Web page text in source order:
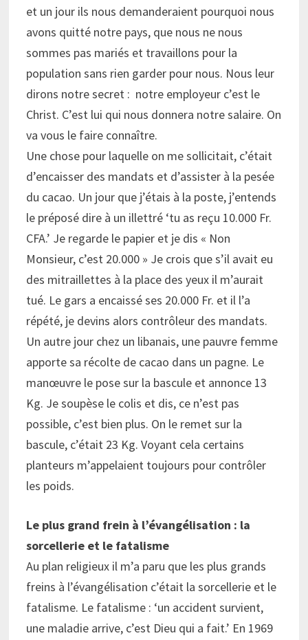
et un jour ils nous demanderaient pourquoi nous
avons quitté notre pays, que nous ne nous
sommes pas mariés et travaillons pour la
population sans rien garder pour nous. Nous leur
dirons notre secret : notre employeur c’est le
Christ. C’est lui qui nous donnera notre salaire. On
va vous le faire connaître.
Une chose pour laquelle on me sollicitait, c’était
d’encaisser des mandats et d’assister à la pesée
du cacao. Un jour que j’étais à la poste, j’entends
le préposé dire à un illettré ‘tu as reçu 10.000 Fr.
CFA.’ Je regarde le papier et je dis « Non
Monsieur, c’est 20.000 » Je crois que s’il avait eu
des mitraillettes à la place des yeux il m’aurait
tué. Le gars a encaissé ses 20.000 Fr. et il l’a
répété, je devins alors contrôleur des mandats.
Un autre jour chez un libanais, une pauvre femme
apporte sa récolte de cacao dans un pagne. Le
manœuvre le pose sur la bascule et annonce 13
Kg. Je soupèse le colis et dis, ce n’est pas
possible, c’est bien plus. On le remet sur la
bascule, c’était 23 Kg. Voyant cela certains
planteurs m’appelaient toujours pour contrôler
les poids.
Le plus grand frein à l’évangélisation : la
sorcellerie et le fatalisme
Au plan religieux il m’a paru que les plus grands
freins à l’évangélisation c’était la sorcellerie et le
fatalisme. Le fatalisme : ‘un accident survient,
une maladie arrive, c’est Dieu qui a fait.’ En 1969